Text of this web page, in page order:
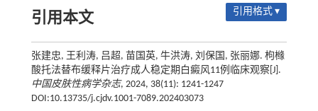
引用本文 引用格式 ▾
张建忠, 王利涛, 吕超, 苗国英, 牛洪涛, 刘保国, 张丽娜. 枸橼
酸托法替布缓释片治疗成人稳定期白癜风11例临床观察[J].
中国皮肤性病学杂志, 2024, 38(11): 1241-1247
DOI:10.13735/j.cjdv.1001-7089.202403073